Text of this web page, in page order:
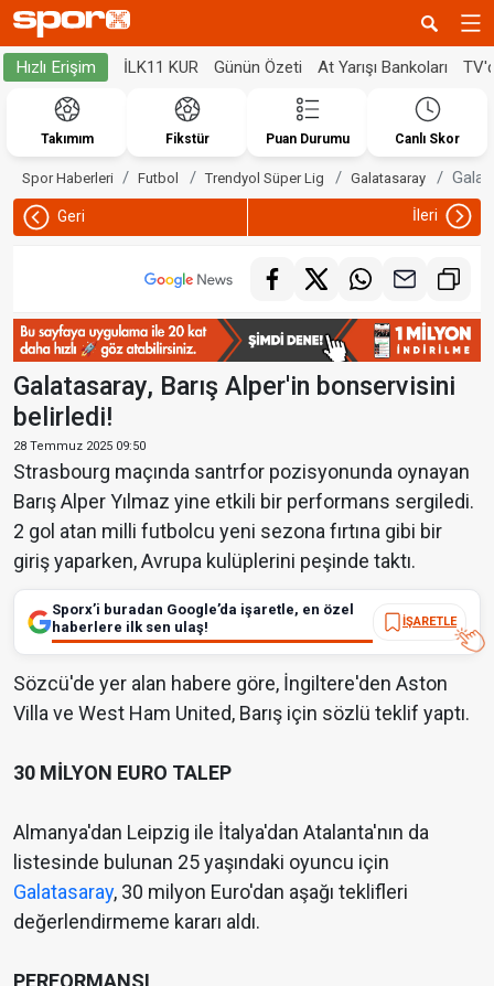
Hızlı Erişim İLK11 KUR Günün Özeti At Yarışı Bankoları
Takımım Fikstür Puan Durumu Canlı Skor
Spor Haberleri Futbol Trendyol Süper Lig Galatasaray
Geri İleri
Galatasaray, Barış Alper'in bonservisini
belirledi!
28 Temmuz 2025 09:50
Strasbourg maçında santrfor pozisyonunda oynayan
Barış Alper Yılmaz yine etkili bir performans sergiledi.
2 gol atan milli futbolcu yeni sezona fırtına gibi bir
giriş yaparken, Avrupa kulüplerini peşinde taktı.
Sporx’i buradan Google’da işaretle, en özel
haberlere ilk sen ulaş!
İŞARETLE
Sözcü'de yer alan habere göre, İngiltere'den Aston
Villa ve West Ham United, Barış için sözlü teklif yaptı.
30 MİLYON EURO TALEP
Almanya'dan Leipzig ile İtalya'dan Atalanta'nın da
listesinde bulunan 25 yaşındaki oyuncu için
Galatasaray, 30 milyon Euro'dan aşağı teklifleri
değerlendirmeme kararı aldı.
PERFORMANSI